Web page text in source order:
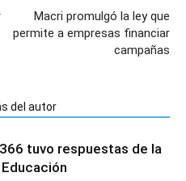
Macri promulgó la ley que
permite a empresas financiar
campañas
del autor
tuvo respuestas de la